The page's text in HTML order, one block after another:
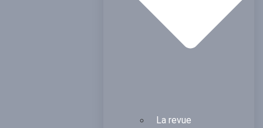
La revue